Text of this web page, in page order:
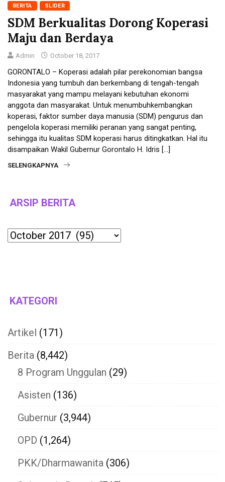
BERITA SLIDER
SDM Berkualitas Dorong Koperasi
Maju dan Berdaya
Admin October 18, 2017
GORONTALO – Koperasi adalah pilar perekonomian bangsa
Indonesia yang tumbuh dan berkembang di tengah-tengah
masyarakat yang mampu melayani kebutuhan ekonomi
anggota dan masyarakat. Untuk menumbuhkembangkan
koperasi, faktor sumber daya manusia (SDM) pengurus dan
pengelola koperasi memiliki peranan yang sangat penting,
sehingga itu kualitas SDM koperasi harus ditingkatkan. Hal itu
disampaikan Wakil Gubernur Gorontalo H. Idris […]
SELENGKAPNYA
ARSIP BERITA
Archives
KATEGORI
Artikel (171)
Berita (8,442)
8 Program Unggulan (29)
Asisten (136)
Gubernur (3,944)
OPD (1,264)
PKK/Dharmawanita (306)